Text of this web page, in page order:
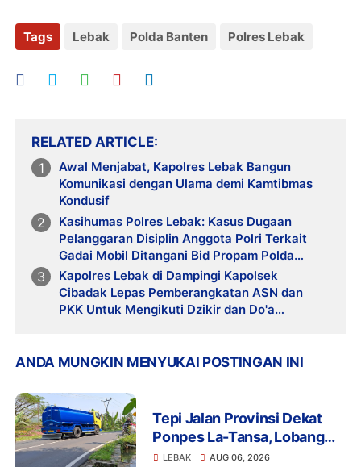
Tags Lebak Polda Banten Polres Lebak
RELATED ARTICLE
Awal Menjabat, Kapolres Lebak Bangun
Komunikasi dengan Ulama demi Kamtibmas
Kondusif
Kasihumas Polres Lebak: Kasus Dugaan
Pelanggaran Disiplin Anggota Polri Terkait
Gadai Mobil Ditangani Bid Propam Polda
Banten
Kapolres Lebak di Dampingi Kapolsek
Cibadak Lepas Pemberangkatan ASN dan
PKK Untuk Mengikuti Dzikir dan Do'a
ANDA MUNGKIN MENYUKAI POSTINGAN INI
Tepi Jalan Provinsi Dekat
Ponpes La-Tansa, Lobang
Pengambilan Air Ancam
LEBAK AUG 06, 2026